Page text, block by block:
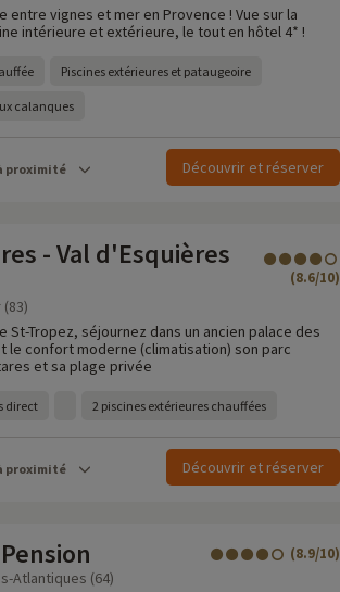
entre vignes et mer en Provence ! Vue sur la
intérieure et extérieure, le tout en hôtel 4* !
Piscines extérieures et pataugeoire
calanques
proximité Découvrir et réserver
- Val d'Esquières
(8.6/10)
St-Tropez, séjournez dans un ancien palace des
le confort moderne (climatisation) son parc
et sa plage privée
direct 2 piscines extérieures chauffées
proximité Découvrir et réserver
(8.9/10)
Atlantiques (64)